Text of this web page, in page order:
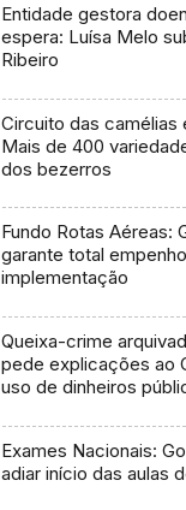
Entidade gestora
espera: Luísa Melo
Ribeiro
Circuito das camélias
Mais de 400
dos bezerros
Fundo Rotas Aéreas:
garante total
implementação
Queixa-crime
pede explicações ao
uso de dinheiros
Exames Nacionais:
adiar início das aulas